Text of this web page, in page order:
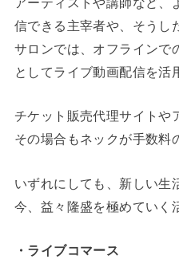
信できる主宰者や、そうし
サロンでは、オフラインで
としてライブ動画配信を活
チケット販売代理サイトや
その場合もネックが手数料
いずれにしても、新しい生
今、益々隆盛を極めていく
・ライブコマース